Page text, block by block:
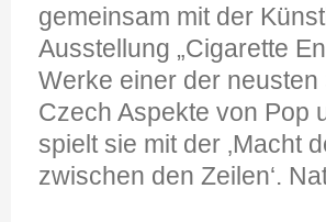
gemeinsam mit der
Ausstellung „Cigarette
Werke einer der
Czech Aspekte von Pop
spielt sie mit der ‚Macht
zwischen den Zeilen‘.